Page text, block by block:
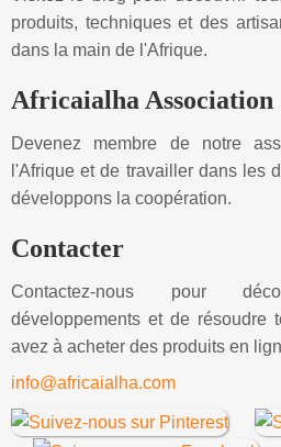
produits, techniques et des
dans la main de l'Afrique.
Africaialha Association
Devenez membre de notre
l'Afrique et de travailler dans les
développons la coopération.
Contacter
Contactez-nous pour
développements et de résoudre
avez à acheter des produits en
info@africaialha.com